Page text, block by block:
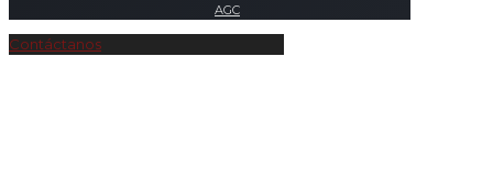
AGC
Contáctanos